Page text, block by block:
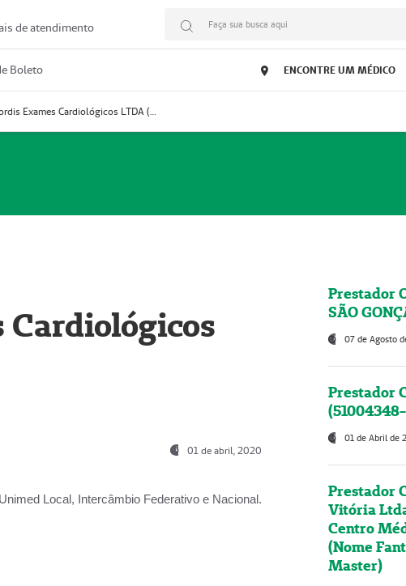
de atendimento Faça sua busca aqui
Boleto ENCONTRE UM MÉDICO
Prestador Decordis Exames Cardiológicos LTDA (51004346-0)
Cardiológicos
01 de abril, 2020
Unimed Local, Intercâmbio Federativo e Nacional.
Prestador
SÃO
07 de Agosto
Prestador
01 de Abril de
Prestador
Vitória
Centro
(Nome
Master)